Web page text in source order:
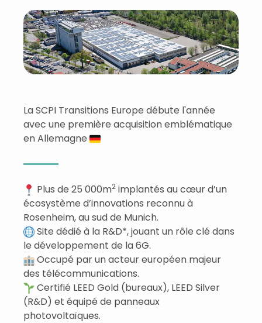
La SCPI Transitions Europe débute l'année
avec une première acquisition emblématique
en Allemagne
Plus de 25 000m2 implantés au cœur d’un
écosystème d’innovations reconnu à
Rosenheim, au sud de Munich.
Site dédié à la R&D*, jouant un rôle clé dans
le développement de la 6G.
Occupé par un acteur européen majeur
des télécommunications.
Certifié LEED Gold (bureaux), LEED Silver
(R&D) et équipé de panneaux
photovoltaïques.